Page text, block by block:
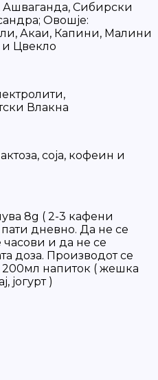
Сибирски
Овошје:
Акаи, Капини, Малини
и Цвекло
Влакна
соја, кофеин и
8g ( 2-3 кафени
дневно. Да не се
и да не се
доза. Производот се
200мл напиток ( жешка
јогурт )